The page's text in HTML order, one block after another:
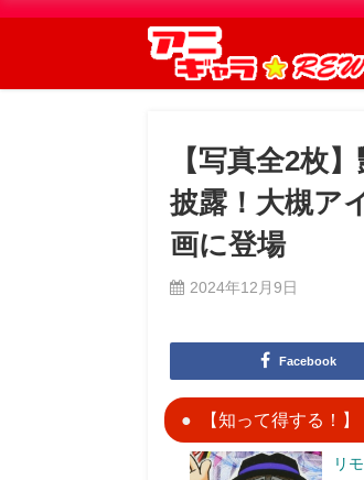
【写真全2枚
披露！大槻ア
画に登場
2024年12月9日
Facebook
【知って得する！】
リ